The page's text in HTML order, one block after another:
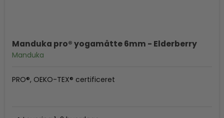
Manduka pro® yogamåtte 6mm - Elderberry
Manduka
PRO®, OEKO-TEX®️ certificeret